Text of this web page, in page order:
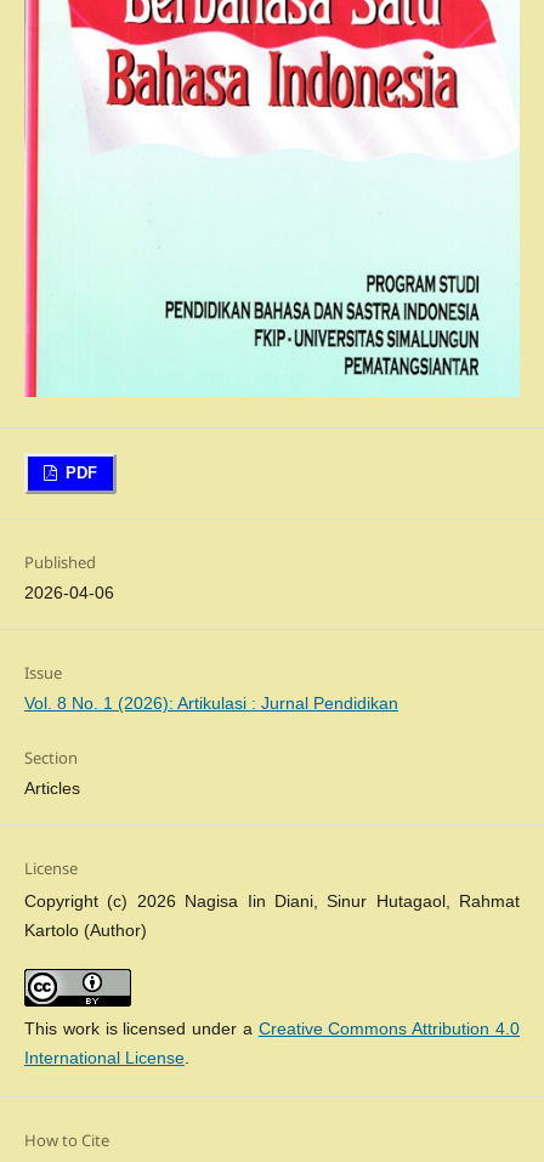
PDF
Published
2026-04-06
Issue
Vol. 8 No. 1 (2026): Artikulasi : Jurnal Pendidikan
Section
Articles
License
Copyright (c) 2026 Nagisa Iin Diani, Sinur Hutagaol, Rahmat
Kartolo (Author)
This work is licensed under a Creative Commons Attribution 4.0
International License.
How to Cite